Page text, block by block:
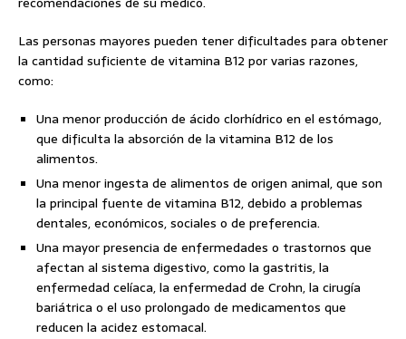
Las personas mayores pueden tener dificultades para obtener
la cantidad suficiente de vitamina B12 por varias razones,
como:
Una menor producción de ácido clorhídrico en el estómago,
que dificulta la absorción de la vitamina B12 de los
alimentos.
Una menor ingesta de alimentos de origen animal, que son
la principal fuente de vitamina B12, debido a problemas
dentales, económicos, sociales o de preferencia.
Una mayor presencia de enfermedades o trastornos que
afectan al sistema digestivo, como la gastritis, la
enfermedad celíaca, la enfermedad de Crohn, la cirugía
bariátrica o el uso prolongado de medicamentos que
reducen la acidez estomacal.